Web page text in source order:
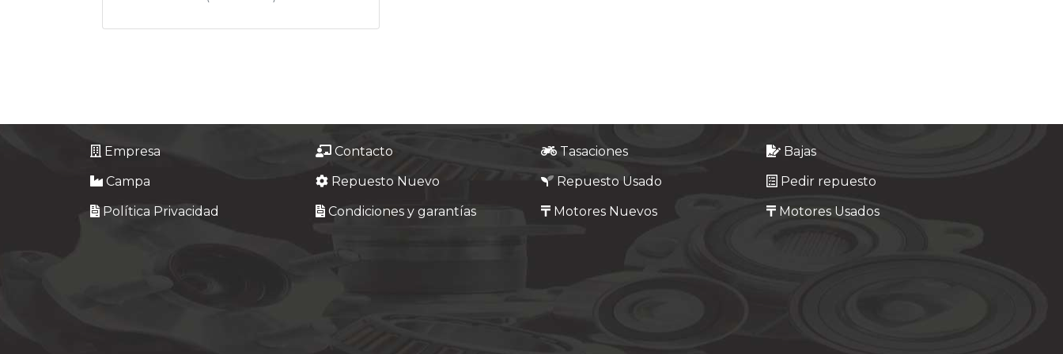
Empresa Contacto Tasaciones
Bajas
Campa
Repuesto Nuevo Repuesto Usado
Pedir repuesto
Política Privacidad
Condiciones y garantías Motores Nuevos Motores Usados